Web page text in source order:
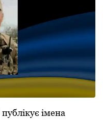
публікує імена